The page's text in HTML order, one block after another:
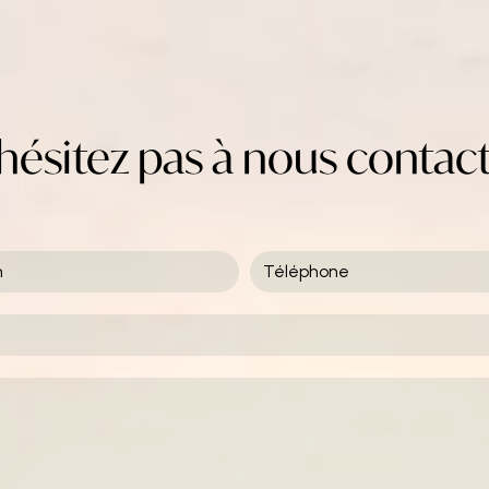
pas à nous